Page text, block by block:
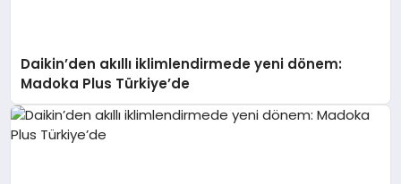
Daikin’den akıllı iklimlendirmede yeni dönem:
Madoka Plus Türkiye’de